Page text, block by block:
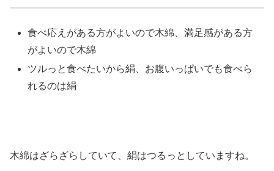
食べ応えがある方がよいので木綿、満足感がある方
がよいので木綿
ツルっと食べたいから絹、お腹いっぱいでも食べら
れるのは絹
木綿はざらざらしていて、絹はつるっとしていますね。